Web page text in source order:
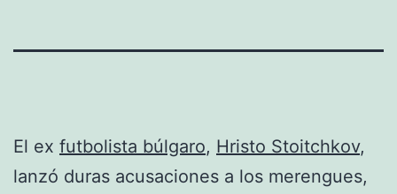
El ex futbolista búlgaro, Hristo Stoitchkov,
lanzó duras acusaciones a los merengues,